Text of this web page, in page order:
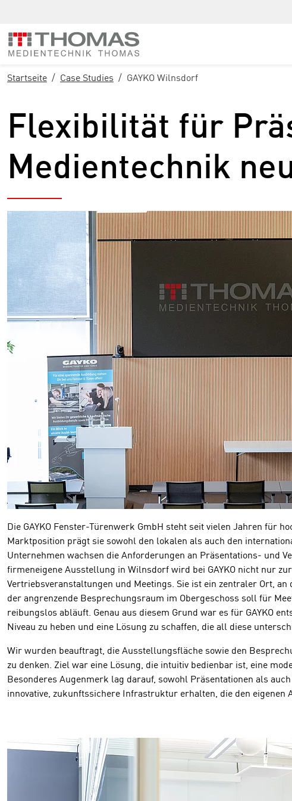
Startseite Case Studies GAYKO Wilnsdorf
Flexibilität für
Medientechnik
Die GAYKO Fenster-Türenwerk GmbH steht seit vielen Jahren für
Marktposition prägt sie sowohl den lokalen als auch den
Unternehmen wachsen die Anforderungen an Präsentations- und
firmeneigene Ausstellung in Wilnsdorf wird bei GAYKO nicht nur
Vertriebsveranstaltungen und Meetings. Sie ist ein zentraler Ort,
der angrenzende Besprechungsraum im Obergeschoss soll für
reibungslos abläuft. Genau aus diesem Grund war es für GAYKO
Niveau zu heben und eine Lösung zu schaffen, die all diese
Wir wurden beauftragt, die Ausstellungsfläche sowie den
zu denken. Ziel war eine Lösung, die intuitiv bedienbar ist, eine
Besonderes Augenmerk lag darauf, sowohl Präsentationen als
innovative, zukunftssichere Infrastruktur erhalten, die den